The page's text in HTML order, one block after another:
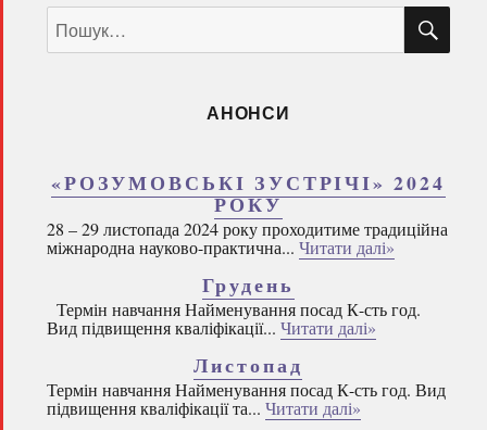
за
запитом:
АНОНСИ
«РОЗУМОВСЬКІ ЗУСТРІЧІ» 2024
РОКУ
28 – 29 листопада 2024 року проходитиме традиційна
міжнародна науково-практична... Читати далі»
Грудень
Термін навчання Найменування посад К-сть год.
Вид підвищення кваліфікації... Читати далі»
Листопад
Термін навчання Найменування посад К-сть год. Вид
підвищення кваліфікації та... Читати далі»